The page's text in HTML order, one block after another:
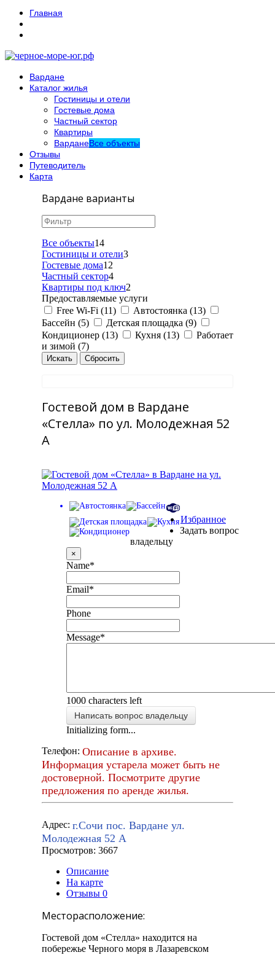
Главная
Вардане
Каталог жилья
Гостиницы и отели
Гостевые дома
Частный сектор
Квартиры
ВарданеВсе объекты
Отзывы
Путеводитель
Карта
Вардане варианты
Все объекты14
Гостиницы и отели3
Гостевые дома12
Частный сектор4
Квартиры под ключ2
Предоставляемые услуги
Free Wi-Fi (11)
Автостоянка (13)
Бассейн (5)
Детская площадка (9)
Кондиционер (13)
Кухня (13)
Работает
и зимой (7)
Гостевой дом в Вардане
«Стелла» по ул. Молодежная 52
А
Избранное
Задать вопрос
владельцу
×
Name*
Email*
Phone
Message*
1000 characters left
Написать вопрос владельцу
Initializing form...
Телефон: Описание в архиве.
Информация устарела может быть не
достоверной. Посмотрите другие
предложения по аренде жилья.
Адрес: г.Сочи пос. Вардане ул.
Молодежная 52 А
Просмотров: 3667
Описание
На карте
Отзывы 0
Месторасположение:
Гостевой дом «Стелла» находится на
побережье Черного моря в Лазаревском